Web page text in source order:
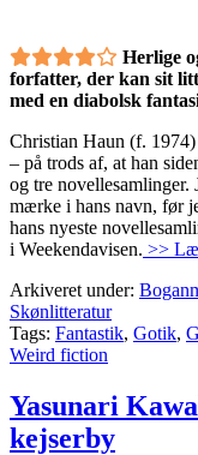
Herlige
forfatter, der kan sit
med en diabolsk
Christian Haun (f.
– på trods af, at han
og tre novellesamlinger.
mærke i hans navn, før
hans nyeste
i Weekendavisen. >>
Arkiveret under:
Skønlitteratur
Tags: Fantastik, Gotik,
Weird fiction
Yasunari
kejserby